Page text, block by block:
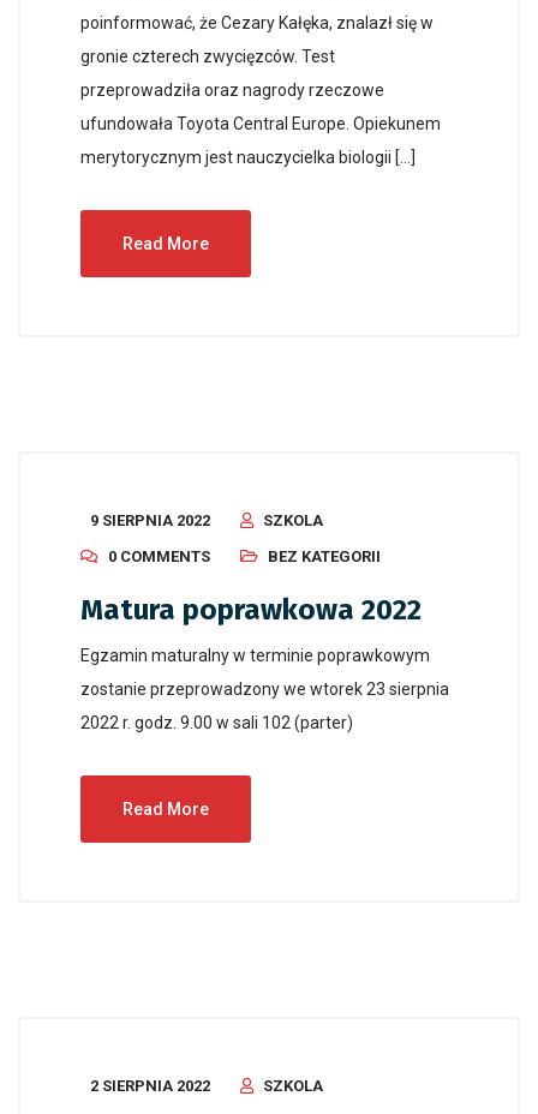
poinformować, że Cezary Kałęka, znalazł się w
gronie czterech zwycięzców. Test
przeprowadziła oraz nagrody rzeczowe
ufundowała Toyota Central Europe. Opiekunem
merytorycznym jest nauczycielka biologii […]
Read More
9 SIERPNIA 2022
SZKOLA
0 COMMENTS
BEZ KATEGORII
Matura poprawkowa 2022
Egzamin maturalny w terminie poprawkowym
zostanie przeprowadzony we wtorek 23 sierpnia
2022 r. godz. 9.00 w sali 102 (parter)
Read More
2 SIERPNIA 2022
SZKOLA